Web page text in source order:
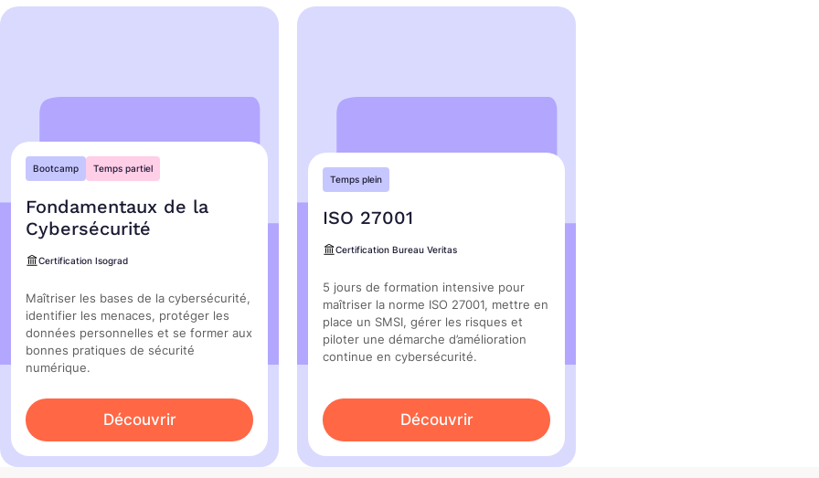
Bootcamp Temps partiel
Fondamentaux de la
Cybersécurité
Certification Isograd
Maîtriser les bases de la cybersécurité,
identifier les menaces, protéger les
données personnelles et se former aux
bonnes pratiques de sécurité
numérique.
Découvrir
Temps plein
ISO 27001
Certification Bureau Veritas
5 jours de formation intensive pour
maîtriser la norme ISO 27001, mettre en
place un SMSI, gérer les risques et
piloter une démarche d’amélioration
continue en cybersécurité.
Découvrir